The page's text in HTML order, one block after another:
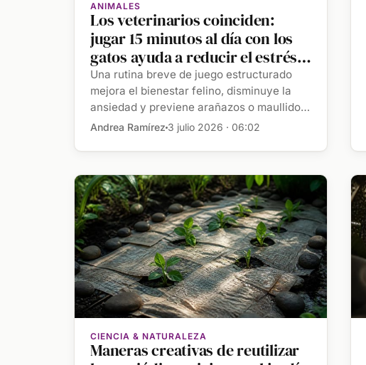
ANIMALES
Los veterinarios coinciden:
jugar 15 minutos al día con los
gatos ayuda a reducir el estrés y
los comportamientos
destructivos
Una rutina breve de juego estructurado
mejora el bienestar felino, disminuye la
ansiedad y previene arañazos o maullidos
[…]
Andrea Ramírez 3 julio 2026 · 06:02
CIENCIA & NATURALEZA
Maneras creativas de reutilizar